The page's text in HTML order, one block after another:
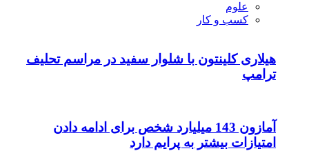
علوم
کسب و کار
هیلاری کلینتون با شلوار سفید در مراسم تحلیف
ترامپ
آمازون 143 میلیارد شخص برای ادامه دادن
امتیازات بیشتر به پرایم دارد